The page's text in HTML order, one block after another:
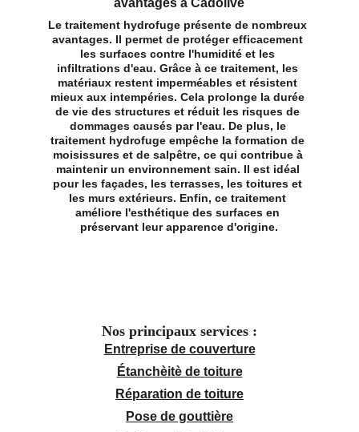
avantages à Cadolive
Le traitement hydrofuge présente de nombreux
avantages. Il permet de protéger efficacement
les surfaces contre l'humidité et les
infiltrations d'eau. Grâce à ce traitement, les
matériaux restent imperméables et résistent
mieux aux intempéries. Cela prolonge la durée
de vie des structures et réduit les risques de
dommages causés par l'eau. De plus, le
traitement hydrofuge empêche la formation de
moisissures et de salpêtre, ce qui contribue à
maintenir un environnement sain. Il est idéal
pour les façades, les terrasses, les toitures et
les murs extérieurs. Enfin, ce traitement
améliore l'esthétique des surfaces en
préservant leur apparence d'origine.
Nos principaux services :
Entreprise de couverture
Étanchèitè de toiture
Réparation de toiture
Pose de gouttière